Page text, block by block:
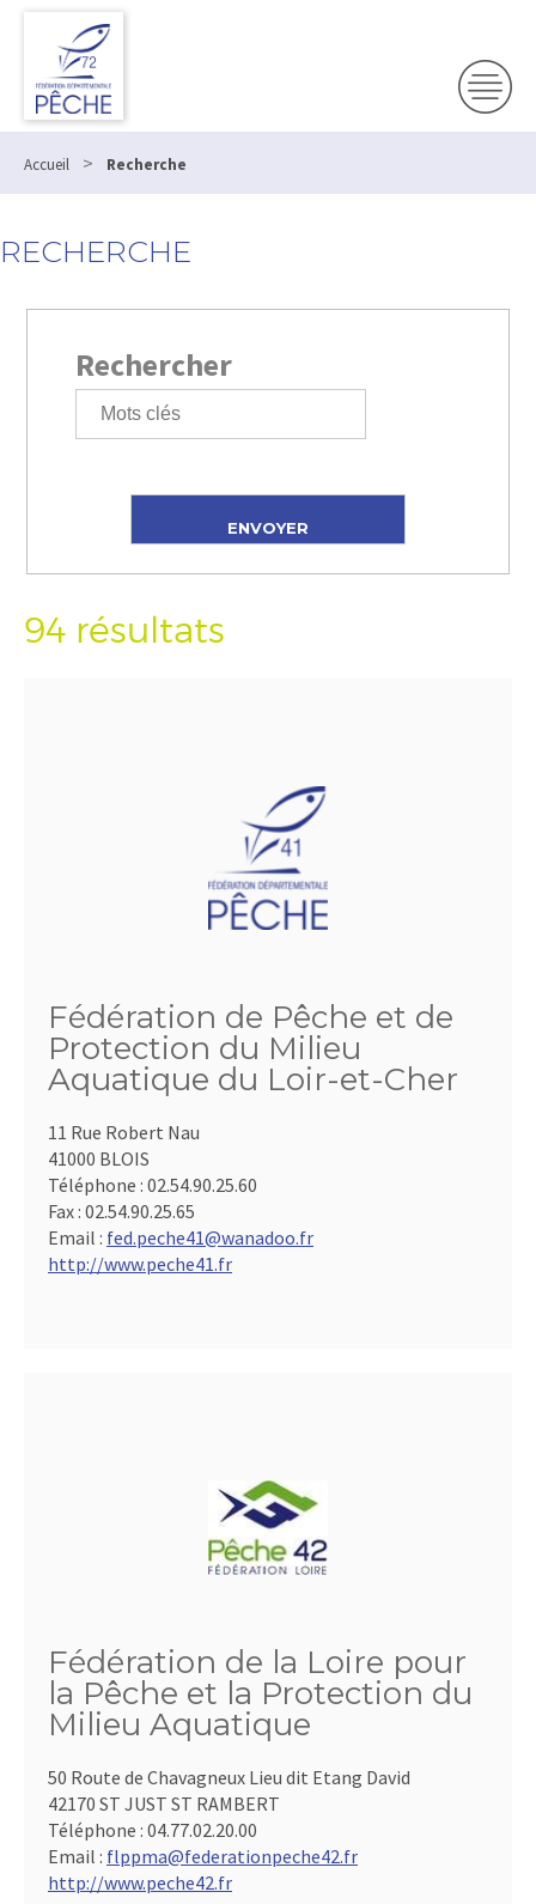
Accueil > Recherche
RECHERCHE
Rechercher
94 résultats
Fédération de Pêche et de
Protection du Milieu
Aquatique du Loir-et-Cher
11 Rue Robert Nau
41000 BLOIS
Téléphone : 02.54.90.25.60
Fax : 02.54.90.25.65
Email : fed.peche41@wanadoo.fr
http://www.peche41.fr
Fédération de la Loire pour
la Pêche et la Protection du
Milieu Aquatique
50 Route de Chavagneux Lieu dit Etang David
42170 ST JUST ST RAMBERT
Téléphone : 04.77.02.20.00
Email : flppma@federationpeche42.fr
http://www.peche42.fr